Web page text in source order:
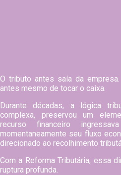
O tributo antes saía da
antes mesmo de tocar o caixa.
Durante décadas, a lógica
complexa, preservou um
recurso financeiro
momentaneamente seu fluxo
direcionado ao recolhimento
Com a Reforma Tributária, essa
ruptura profunda.